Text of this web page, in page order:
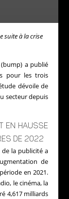
suite à la crise
a publié
pour les trois
dévoile de
secteur depuis
EN HAUSSE
DE 2022
la publicité a
de
en 2021.
le cinéma, la
4,617 milliards